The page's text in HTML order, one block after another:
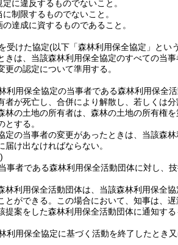
に違反するものでないこと。
制限するものでないこと。
達成に資するものであること。
受けた協定(以下「森林利用保全協定」とい
は、当該森林利用保全協定のすべての当
更の認定について準用する。
利用保全協定の当事者である森林利用保全
が死亡し、合併により解散し、若しくは
林の土地の所有者は、森林の土地の所有権
する。
定の当事者の変更があったときは、当該森
け出なければならない。
事者である森林利用保全活動団体に対し、
林利用保全活動団体は、当該森林利用保全
ができる。
この場合において、知事は、
案をした森林利用保全活動団体に通知する
利用保全協定に基づく活動を終了したとき